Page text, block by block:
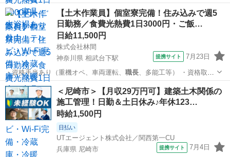
支援あり ・日…
埼玉 春日部市 大工
【土木作業員】個室寮完備！住み込みで週5
日勤務／食費光熱費1日3000円・ご飯…
日給11,500円
株式会社林間
神奈川県 相武台下駅
提携サイト 7月23日
・資格手当あり（重機オペ、車両運転、 職長、多能工等） ・資格取得
支援あり ・日…
神奈川 厚木市 相武台下駅 大工
＜尼崎市＞【月収29万円可】建築土木関係の
施工管理！日勤＆土日休み♪年休123…
時給1,500円
日払い
UTエージェント株式会社／関西第一CU
兵庫県 尼崎市
提携サイト 7月4日